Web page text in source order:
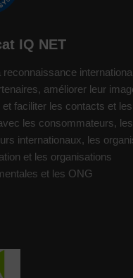
IQ NET
reconnaissance
améliorer leur
et faciliter les contacts et
les consommateurs,
internationaux, les
et les organisations
et les ONG